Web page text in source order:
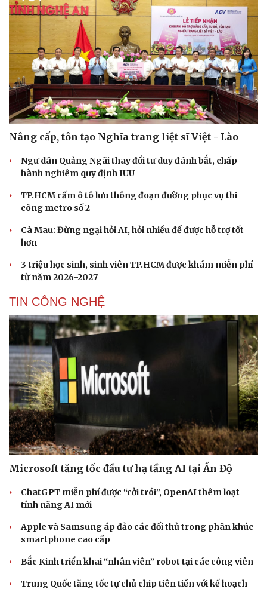
Cải chính
Nâng cấp, tôn tạo Nghĩa trang liệt sĩ Việt - Lào
Ngư dân Quảng Ngãi thay đổi tư duy đánh bắt, chấp
hành nghiêm quy định IUU
TP.HCM cấm ô tô lưu thông đoạn đường phục vụ thi
công metro số 2
Cà Mau: Đừng ngại hỏi AI, hỏi nhiều để được hỗ trợ tốt
hơn
3 triệu học sinh, sinh viên TP.HCM được khám miễn phí
từ năm 2026-2027
TIN CÔNG NGHỆ
Microsoft tăng tốc đầu tư hạ tầng AI tại Ấn Độ
ChatGPT miễn phí được “cởi trói”, OpenAI thêm loạt
tính năng AI mới
Apple và Samsung áp đảo các đối thủ trong phân khúc
smartphone cao cấp
Bắc Kinh triển khai “nhân viên” robot tại các công viên
Trung Quốc tăng tốc tự chủ chip tiên tiến với kế hoạch